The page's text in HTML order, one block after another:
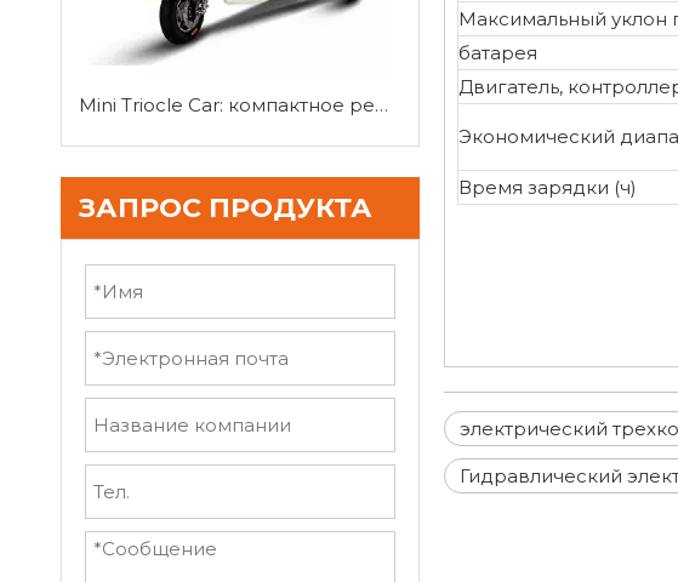
Mini Triocle Car: компактное решение для городской мобильности
ЗАПРОС ПРОДУКТА
Максимальный уклон
батарея
Двигатель,
Экономический
Время зарядки (ч)
электрический
Гидравлический